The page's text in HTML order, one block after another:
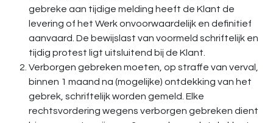
gebreke aan tijdige melding heeft de Klant de
levering of het Werk onvoorwaardelijk en definitief
aanvaard. De bewijslast van voormeld schriftelijk en
tijdig protest ligt uitsluitend bij de Klant.
Verborgen gebreken moeten, op straffe van verval,
binnen 1 maand na (mogelijke) ontdekking van het
gebrek, schriftelijk worden gemeld. Elke
rechtsvordering wegens verborgen gebreken dient